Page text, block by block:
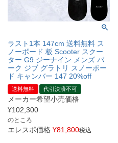
ラスト1本 147cm 送料無料 ス
ノーボード 板 Scooter スクー
ター G9 ジーナイン メンズ パ
ーク ジブ グラトリ スノーボー
ド キャンバー 147 20%off
送料無料 代引決済不可
メーカー希望小売価格
¥102,300
のところ
エレスポ価格 ¥81,800税込